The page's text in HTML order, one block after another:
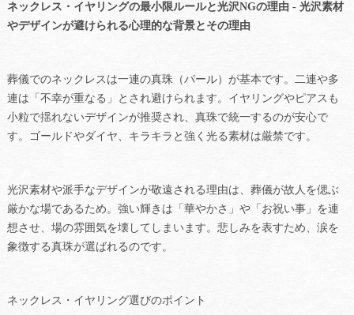
ネックレス・イヤリングの最小限ルールと光沢NGの理由 - 光沢素材
やデザインが避けられる心理的な背景とその理由
葬儀でのネックレスは一連の真珠（パール）が基本です。二連や多
連は「不幸が重なる」とされ避けられます。イヤリングやピアスも
小粒で揺れないデザインが推奨され、真珠で統一するのが安心で
す。ゴールドやダイヤ、キラキラと強く光る素材は厳禁です。
光沢素材や派手なデザインが敬遠される理由は、葬儀が故人を偲ぶ
厳かな場であるため。強い輝きは「華やかさ」や「お祝い事」を連
想させ、場の雰囲気を壊してしまいます。悲しみを表すため、涙を
象徴する真珠が選ばれるのです。
ネックレス・イヤリング選びのポイント